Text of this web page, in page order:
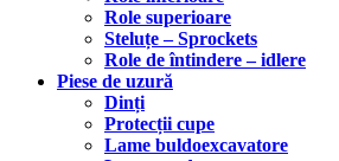
Role superioare
Steluțe – Sprockets
Role de întindere – idlere
Piese de uzură
Dinți
Protecții cupe
Lame buldoexcavatore